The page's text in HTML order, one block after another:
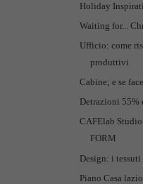
Holiday
Waiting for...
Ufficio: come
produttivi
Cabine; e se
Detrazioni 55%
CAFElab
FORM
Design: i
Piano Casa